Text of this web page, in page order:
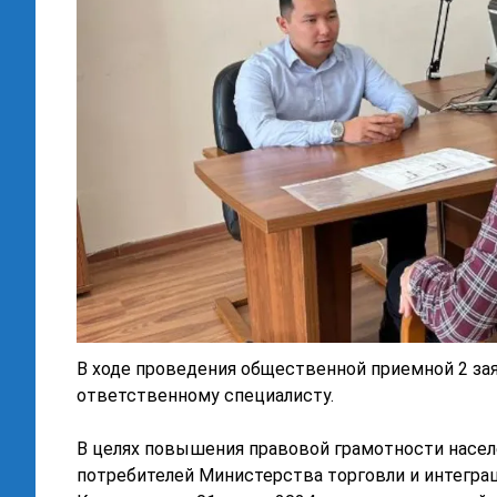
В ходе проведения общественной приемной 2
ответственному специалисту.
В целях повышения правовой грамотности
потребителей Министерства торговли и